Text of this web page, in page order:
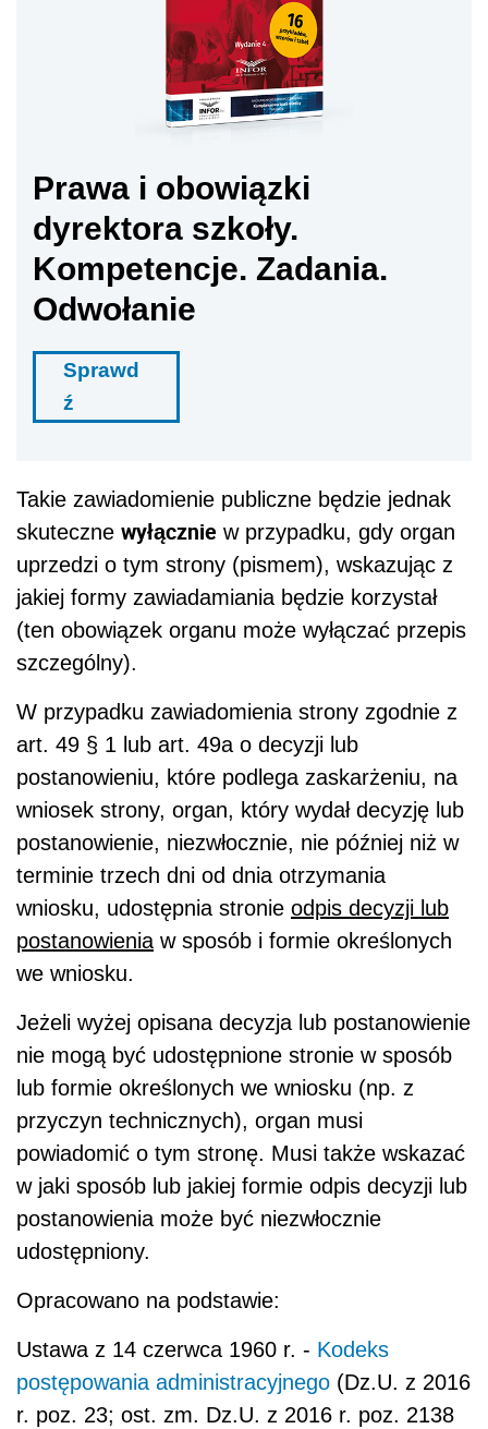
Prawa i obowiązki
dyrektora szkoły.
Kompetencje. Zadania.
Odwołanie
Sprawd
ź
Takie zawiadomienie publiczne będzie jednak
skuteczne wyłącznie w przypadku, gdy organ
uprzedzi o tym strony (pismem), wskazując z
jakiej formy zawiadamiania będzie korzystał
(ten obowiązek organu może wyłączać przepis
szczególny).
W przypadku zawiadomienia strony zgodnie z
art. 49 § 1 lub art. 49a o decyzji lub
postanowieniu, które podlega zaskarżeniu, na
wniosek strony, organ, który wydał decyzję lub
postanowienie, niezwłocznie, nie później niż w
terminie trzech dni od dnia otrzymania
wniosku, udostępnia stronie odpis decyzji lub
postanowienia w sposób i formie określonych
we wniosku.
Jeżeli wyżej opisana decyzja lub postanowienie
nie mogą być udostępnione stronie w sposób
lub formie określonych we wniosku (np. z
przyczyn technicznych), organ musi
powiadomić o tym stronę. Musi także wskazać
w jaki sposób lub jakiej formie odpis decyzji lub
postanowienia może być niezwłocznie
udostępniony.
Opracowano na podstawie:
Ustawa z 14 czerwca 1960 r. - Kodeks
postępowania administracyjnego (Dz.U. z 2016
r. poz. 23; ost. zm. Dz.U. z 2016 r. poz. 2138